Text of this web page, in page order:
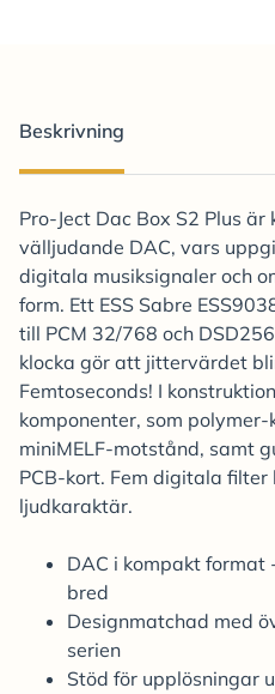
Beskrivning
Pro-Ject Dac Box S2 Plus
välljudande DAC, vars
digitala musiksignaler och
form. Ett ESS Sabre
till PCM 32/768 och
klocka gör att jittervärdet
Femtoseconds! I
komponenter, som
miniMELF-motstånd, samt
PCB-kort. Fem digitala filter
ljudkaraktär.
DAC i kompakt format
bred
Designmatchad med
serien
Stöd för upplösningar